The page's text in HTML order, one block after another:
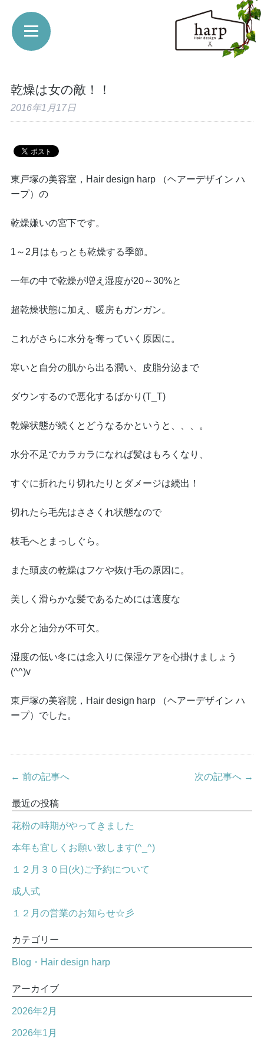
乾燥は女の敵！！
2016年1月17日
東戸塚の美容室，Hair design harp （ヘアーデザイン ハ
ープ）の
乾燥嫌いの宮下です。
1～2月はもっとも乾燥する季節。
一年の中で乾燥が増え湿度が20～30%と
超乾燥状態に加え、暖房もガンガン。
これがさらに水分を奪っていく原因に。
寒いと自分の肌から出る潤い、皮脂分泌まで
ダウンするので悪化するばかり(T_T)
乾燥状態が続くとどうなるかというと、、、。
水分不足でカラカラになれば髪はもろくなり、
すぐに折れたり切れたりとダメージは続出！
切れたら毛先はささくれ状態なので
枝毛へとまっしぐら。
また頭皮の乾燥はフケや抜け毛の原因に。
美しく滑らかな髪であるためには適度な
水分と油分が不可欠。
湿度の低い冬には念入りに保湿ケアを心掛けましょう
(^^)v
東戸塚の美容院，Hair design harp （ヘアーデザイン ハ
ープ）でした。
← 前の記事へ 次の記事へ →
最近の投稿
花粉の時期がやってきました
本年も宜しくお願い致します(^_^)
１２月３０日(火)ご予約について
成人式
１２月の営業のお知らせ☆彡
カテゴリー
Blog・Hair design harp
アーカイブ
2026年2月
2026年1月